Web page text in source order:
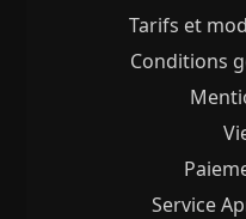
Tarifs et
Conditions
Service